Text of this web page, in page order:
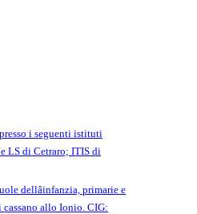
i seguenti istituti
LS di Cetraro; ITIS di
dellâinfanzia, primarie e
allo Ionio. CIG: